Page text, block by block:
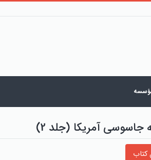
جاسوسی آمریکا (جلد 2)
کتاب